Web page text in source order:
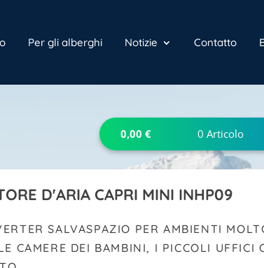
Per gli alberghi Notizie Contatto
0,00 € 0 Articolo
D'ARIA CAPRI MINI INHP09
SALVASPAZIO PER AMBIENTI
CAMERE DEI BAMBINI, I PICCOLI UFFICI